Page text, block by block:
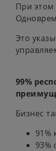
При этом
Это
99%
Бизнес
91%
93%